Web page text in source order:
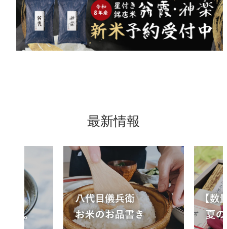
お問合せ
ポイントについて
商品を選ぶ
【夏限定】厳選美味
儀兵衛のお米
儀兵衛のお供
最新情報